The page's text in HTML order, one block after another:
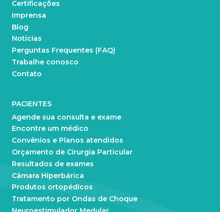
Certificações
Imprensa
Blog
Notícias
Perguntas Frequentes (FAQ)
Trabalhe conosco
Contato
PACIENTES
Agende sua consulta e exame
Encontre um médico
Convênios e Planos atendidos
Orçamento de Cirurgia Particular
Resultados de exames
Câmara Hiperbárica
Produtos ortopédicos
Tratamento por Ondas de Choque